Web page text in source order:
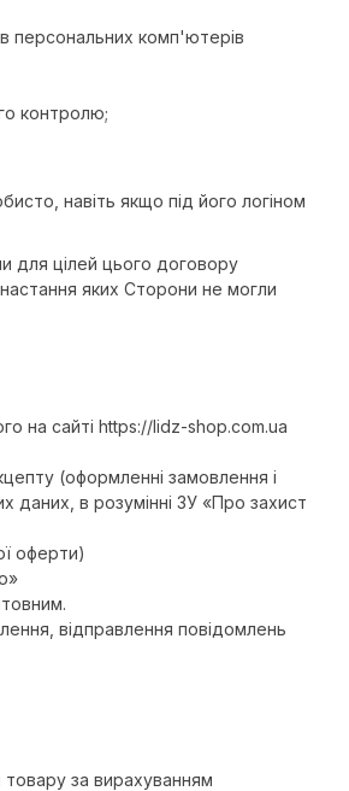
персональних комп'ютерів
контролю;
навіть якщо під його логіном
для цілей цього договору
яких Сторони не могли
на сайті https://lidz-shop.com.ua
(оформленні замовлення і
в розумінні ЗУ «Про захист
оферти)
відправлення повідомлень
за вирахуванням